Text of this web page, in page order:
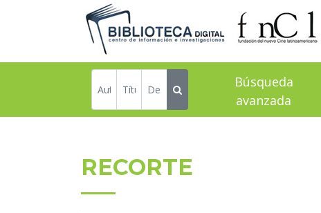
Búsqueda
avanzada
RECORTE